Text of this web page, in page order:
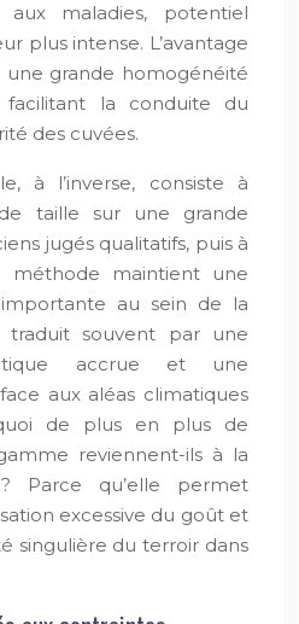
aux maladies, potentiel
plus intense. L’avantage
grande homogénéité
la conduite du
des cuvées.
à l’inverse, consiste à
taille sur une grande
jugés qualitatifs, puis à
méthode maintient une
au sein de la
souvent par une
accrue et une
aux aléas climatiques
de plus en plus de
reviennent-ils à la
Parce qu’elle permet
excessive du goût et
singulière du terroir dans